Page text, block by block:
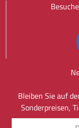
Bleiben Sie auf
Sonderpreisen,